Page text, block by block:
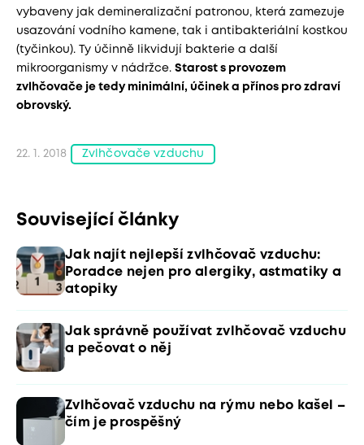
vybaveny jak demineralizační patronou, která zamezuje
usazování vodního kamene, tak i antibakteriální kostkou
(tyčinkou). Ty účinně likvidují bakterie a další
mikroorganismy v nádržce. Starost s provozem
zvlhčovače je tedy minimální, účinek a přínos pro zdraví
obrovský.
22. 1. 2018 Zvlhčovače vzduchu
Související články
Jak najít nejlepší zvlhčovač vzduchu:
Poradce nejen pro alergiky, astmatiky a
atopiky
Jak správně používat zvlhčovač vzduchu
a pečovat o něj
Zvlhčovač vzduchu na rýmu nebo kašel –
čím je prospěšný